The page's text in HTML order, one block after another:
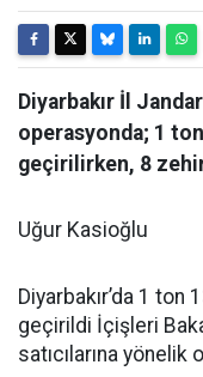
Diyarbakır İl
operasyonda; 1
geçirilirken, 8
Uğur Kasioğlu
Diyarbakır’da 1 ton
geçirildi İçişleri
satıcılarına